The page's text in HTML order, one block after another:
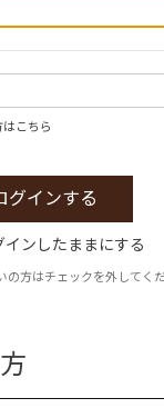
こちら
インしたままにする
の方はチェックを外してく